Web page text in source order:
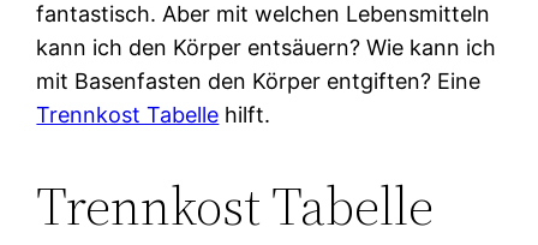
fantastisch. Aber mit welchen Lebensmitteln
kann ich den Körper entsäuern? Wie kann ich
mit Basenfasten den Körper entgiften? Eine
Trennkost Tabelle hilft.
Trennkost Tabelle